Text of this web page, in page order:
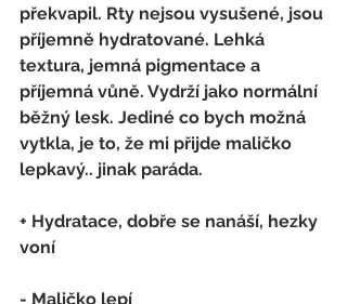
překvapil. Rty nejsou vysušené, jsou
příjemně hydratované. Lehká
textura, jemná pigmentace a
příjemná vůně. Vydrží jako normální
běžný lesk. Jediné co bych možná
vytkla, je to, že mi přijde maličko
lepkavý.. jinak paráda.
+ Hydratace, dobře se nanáší, hezky
voní
- Maličko lepí